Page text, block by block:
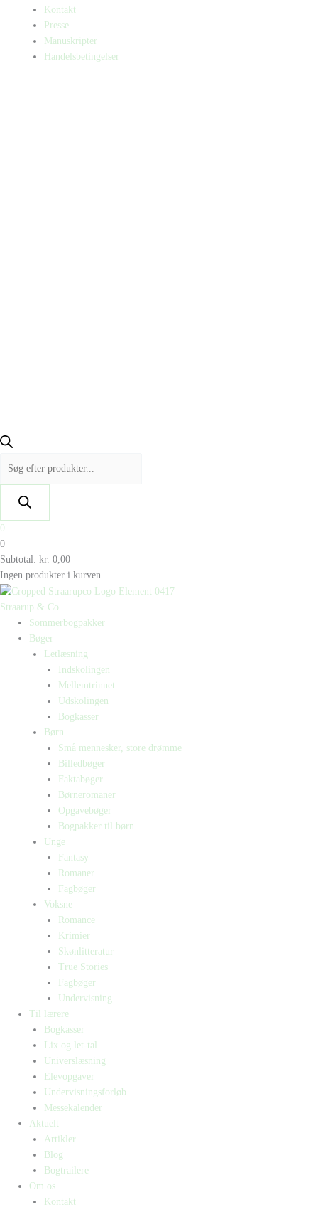
Kontakt
Presse
Manuskripter
Handelsbetingelser
0
0
Subtotal: kr. 0,00
Ingen produkter i kurven
Straarup & Co
Sommerbogpakker
Bøger
Letlæsning
Indskolingen
Mellemtrinnet
Udskolingen
Bogkasser
Børn
Små mennesker, store drømme
Billedbøger
Faktabøger
Børneromaner
Opgavebøger
Bogpakker til børn
Unge
Fantasy
Romaner
Fagbøger
Voksne
Romance
Krimier
Skønlitteratur
True Stories
Fagbøger
Undervisning
Til lærere
Bogkasser
Lix og let-tal
Universlæsning
Elevopgaver
Undervisningsforløb
Messekalender
Aktuelt
Artikler
Blog
Bogtrailere
Om os
Kontakt